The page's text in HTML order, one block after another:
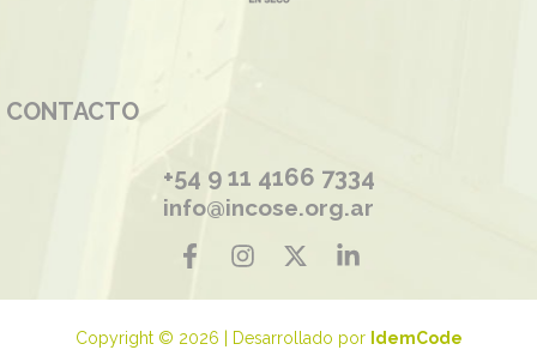
CONTACTO
+54 9 11 4166 7334
info@incose.org.ar
Copyright © 2026 | Desarrollado por IdemCode